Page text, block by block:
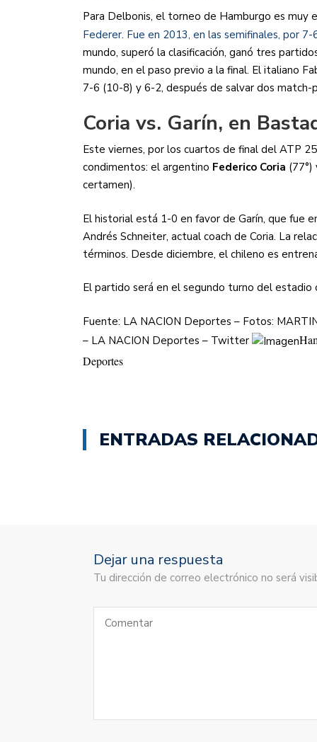
Para Delbonis, el torneo de Hamburgo es muy
Federer. Fue en 2013, en las semifinales, por
mundo, superó la clasificación, ganó tres
mundo, en el paso previo a la final. El italiano
7-6 (10-8) y 6-2, después de salvar dos match-
Coria vs. Garín, en
Este viernes, por los cuartos de final del ATP
condimentos: el argentino Federico Coria
certamen).
El historial está 1-0 en favor de Garín, que fue
Andrés Schneiter, actual coach de Coria. La
términos. Desde diciembre, el chileno es
El partido será en el segundo turno del estadio
Fuente: LA NACION Deportes – Fotos:
– LA NACION Deportes – Twitter
Deportes
ENTRADAS
Dejar una respuesta
Tu dirección de correo electrónico no será